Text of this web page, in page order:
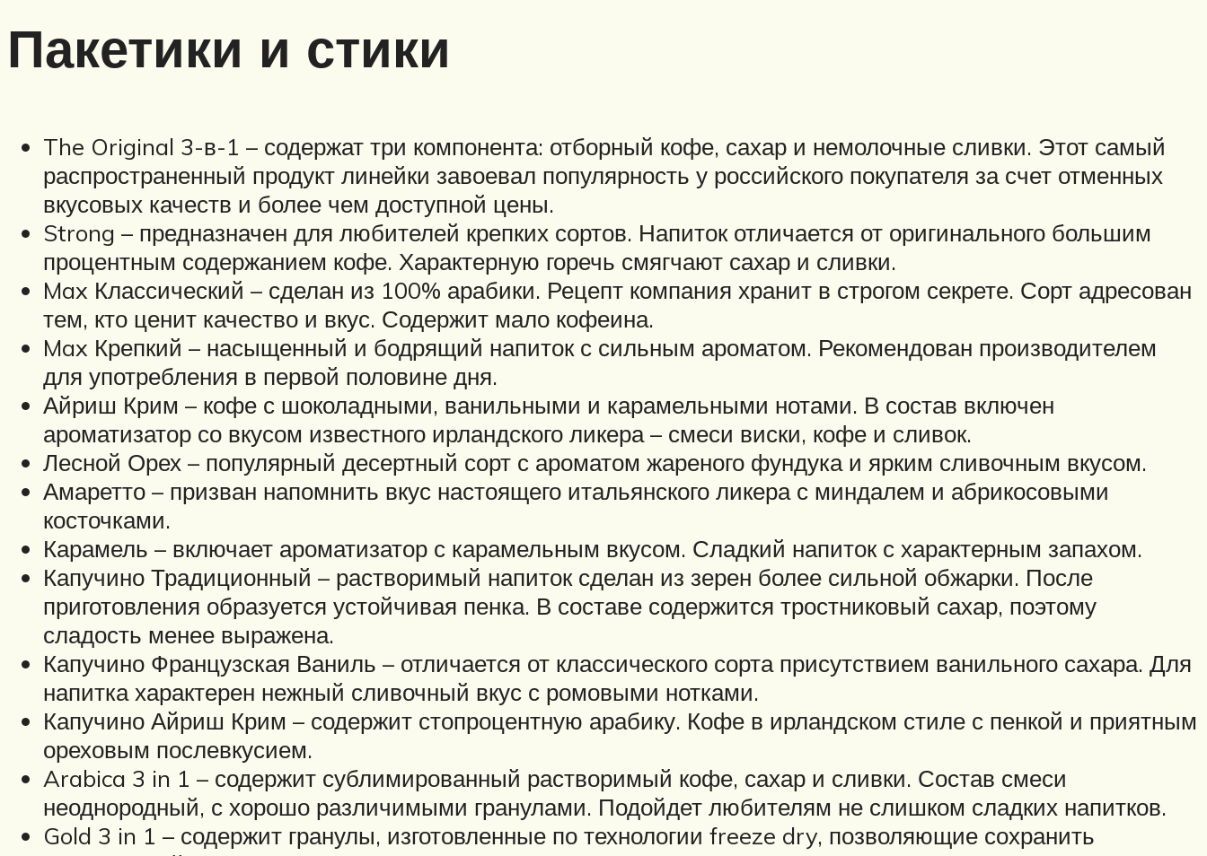
Пакетики и стики
The Original 3-в-1 – содержат три компонента: отборный кофе, сахар и немолочные сливки. Этот самый
распространенный продукт линейки завоевал популярность у российского покупателя за счет отменных
вкусовых качеств и более чем доступной цены.
Strong – предназначен для любителей крепких сортов. Напиток отличается от оригинального большим
процентным содержанием кофе. Характерную горечь смягчают сахар и сливки.
Max Классический – сделан из 100% арабики. Рецепт компания хранит в строгом секрете. Сорт адресован
тем, кто ценит качество и вкус. Содержит мало кофеина.
Max Крепкий – насыщенный и бодрящий напиток с сильным ароматом. Рекомендован производителем
для употребления в первой половине дня.
Айриш Крим – кофе с шоколадными, ванильными и карамельными нотами. В состав включен
ароматизатор со вкусом известного ирландского ликера – смеси виски, кофе и сливок.
Лесной Орех – популярный десертный сорт с ароматом жареного фундука и ярким сливочным вкусом.
Амаретто – призван напомнить вкус настоящего итальянского ликера с миндалем и абрикосовыми
косточками.
Карамель – включает ароматизатор с карамельным вкусом. Сладкий напиток с характерным запахом.
Капучино Традиционный – растворимый напиток сделан из зерен более сильной обжарки. После
приготовления образуется устойчивая пенка. В составе содержится тростниковый сахар, поэтому
сладость менее выражена.
Капучино Французская Ваниль – отличается от классического сорта присутствием ванильного сахара. Для
напитка характерен нежный сливочный вкус с ромовыми нотками.
Капучино Айриш Крим – содержит стопроцентную арабику. Кофе в ирландском стиле с пенкой и приятным
ореховым послевкусием.
Arabica 3 in 1 – содержит сублимированный растворимый кофе, сахар и сливки. Состав смеси
неоднородный, с хорошо различимыми гранулами. Подойдет любителям не слишком сладких напитков.
Gold 3 in 1 – содержит гранулы, изготовленные по технологии freeze dry, позволяющие сохранить